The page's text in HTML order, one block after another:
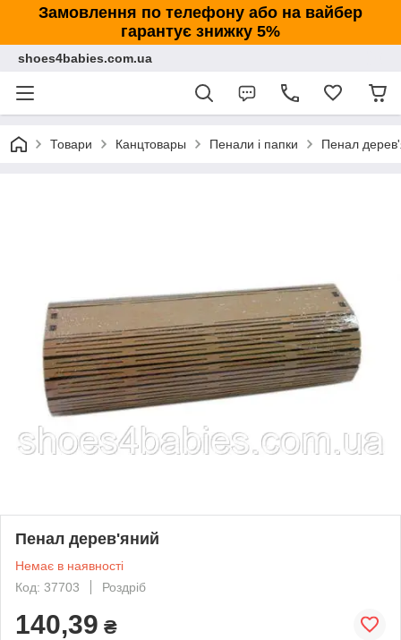
Замовлення по телефону або на вайбер
гарантує знижку 5%
shoes4babies.com.ua
Товари Канцтовары Пенали і папки Пенал
Пенал дерев'яний
Немає в наявності
Код: 37703
Роздріб
140,39 ₴